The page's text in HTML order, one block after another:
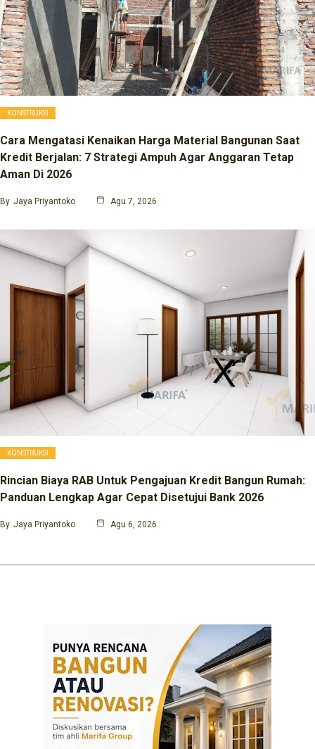
KONSTRUKSI
Cara Mengatasi Kenaikan Harga Material Bangunan Saat
Kredit Berjalan: 7 Strategi Ampuh Agar Anggaran Tetap
Aman Di 2026
By Jaya Priyantoko Agu 7, 2026
KONSTRUKSI
Rincian Biaya RAB Untuk Pengajuan Kredit Bangun Rumah:
Panduan Lengkap Agar Cepat Disetujui Bank 2026
By Jaya Priyantoko Agu 6, 2026